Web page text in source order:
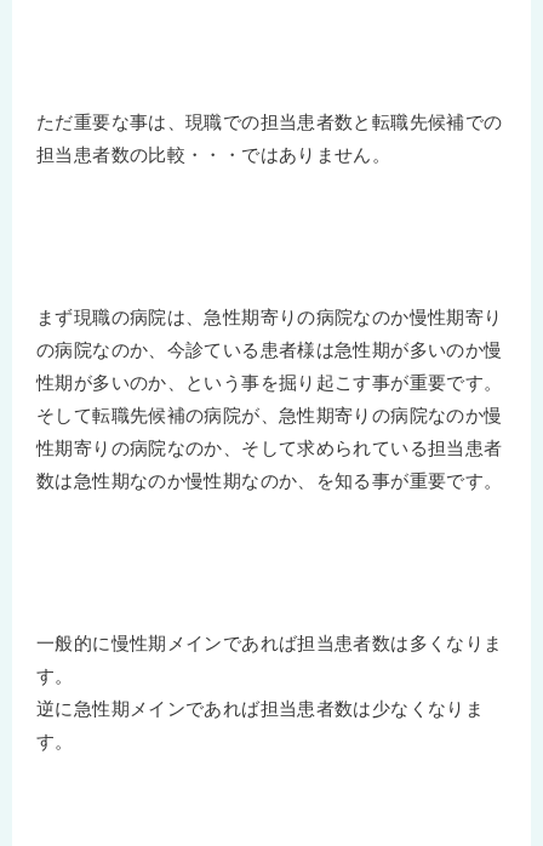
ただ重要な事は、現職での担当患者数と転職先候補での
担当患者数の比較・・・ではありません。
まず現職の病院は、急性期寄りの病院なのか慢性期寄り
の病院なのか、今診ている患者様は急性期が多いのか慢
性期が多いのか、という事を掘り起こす事が重要です。
そして転職先候補の病院が、急性期寄りの病院なのか慢
性期寄りの病院なのか、そして求められている担当患者
数は急性期なのか慢性期なのか、を知る事が重要です。
一般的に慢性期メインであれば担当患者数は多くなりま
す。
逆に急性期メインであれば担当患者数は少なくなりま
す。